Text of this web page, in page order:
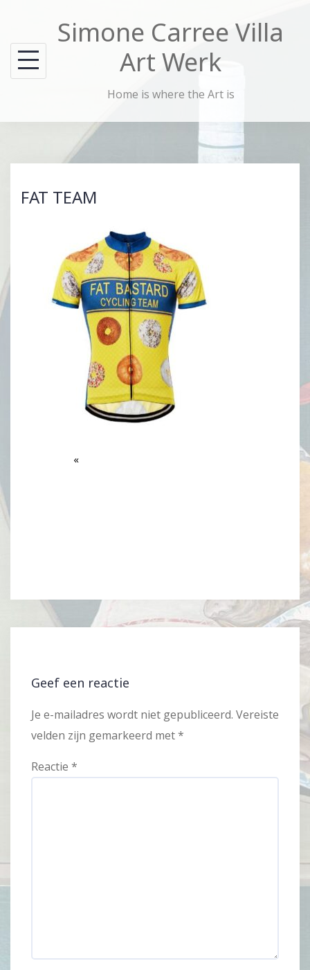
content
Simone Carree Villa
Art Werk
Home is where the Art is
FAT TEAM
Geef een reactie
Je e-mailadres wordt niet gepubliceerd. Vereiste
velden zijn gemarkeerd met*
Reactie *